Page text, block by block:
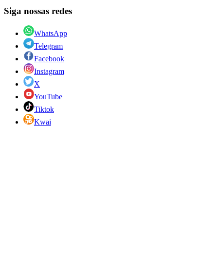
Siga nossas redes
WhatsApp
Telegram
Facebook
Instagram
X
YouTube
Tiktok
Kwai